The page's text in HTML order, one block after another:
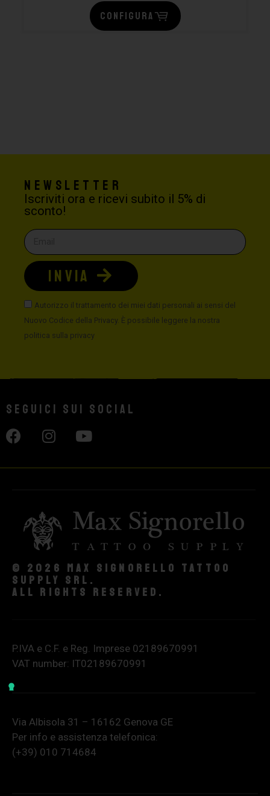
CONFIGURA
Newsletter
Iscriviti ora e ricevi subito il 5% di
sconto!
Autorizzo il trattamento dei miei dati personali ai sensi del
Nuovo Codice della Privacy. È possibile leggere la nostra
politica sulla privacy
INVIA
Seguici sui social
© 2026 Max Signorello Tattoo
supply srl.
All rights reserved.
P.IVA e C.F. e Reg. Imprese 02189670991
VAT number: IT02189670991
Via Albisola 31 – 16162 Genova GE
Per info e assistenza telefonica:
(+39) 010 714684